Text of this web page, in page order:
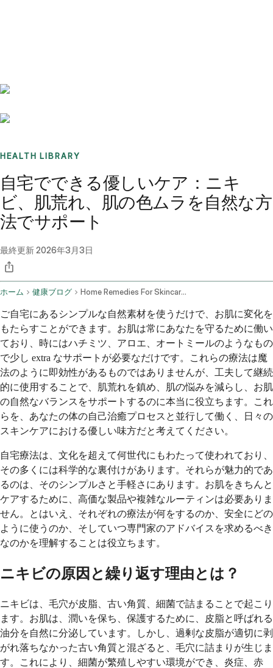
HEALTH LIBRARY
自宅でできる優しいケア：ニキ
ビ、肌荒れ、肌の色ムラを自然な方
法でサポート
最終更新2026年3月3日
ホーム 健康ブログ Home Remedies For Skincare Acne Blemishes Tanning And Skin Tone
ご自宅にあるシンプルな自然素材を使うだけで、お肌に変化を
もたらすことができます。お肌は常にあなたを守るために働い
ており、時にはハチミツ、アロエ、オートミールのようなもの
で少し extra なサポートが必要なだけです。これらの療法は魔
法のように即効性があるものではありませんが、工夫して継続
的に使用することで、肌荒れを鎮め、肌の悩みを減らし、お肌
の自然なバランスをサポートするのに本当に役立ちます。これ
らを、あなたの体の自己治癒プロセスと並行して働く、日々の
スキンケアにおける優しい味方だと考えてください。
自宅療法は、文化を超えて何世代にもわたって使われており、
その多くには科学的な裏付けがあります。それらが魅力的であ
るのは、そのシンプルさと手軽さにあります。お肌をきちんと
ケアするために、高価な製品や複雑なルーティンは必要ありま
せん。とはいえ、それぞれの療法が何をするのか、安全にどの
ように使うのか、そしていつ専門家のアドバイスを求めるべき
なのかを理解することは役立ちます。
ニキビの原因と繰り返す理由とは？
ニキビは、毛穴が皮脂、古い角質、細菌で詰まることで起こり
ます。お肌は、潤いを保ち、保護するために、皮脂と呼ばれる
油分を自然に分泌しています。しかし、過剰な皮脂が適切に剥
がれ落ちなかった古い角質と混ざると、毛穴に詰まりが生じま
す。これにより、細菌が繁殖しやすい環境ができ、炎症、赤